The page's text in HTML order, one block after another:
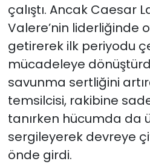
çalıştı. Ancak Caesar
Valere’nin liderliğinde
getirerek ilk periyodu
mücadeleye
savunma sertliğini
temsilcisi, rakibine
tanırken hücumda da
sergileyerek devreye
önde girdi.
Yazarlar